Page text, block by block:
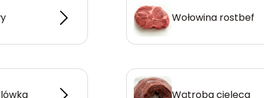
Wołowina rostbef
Wątroba cielęca